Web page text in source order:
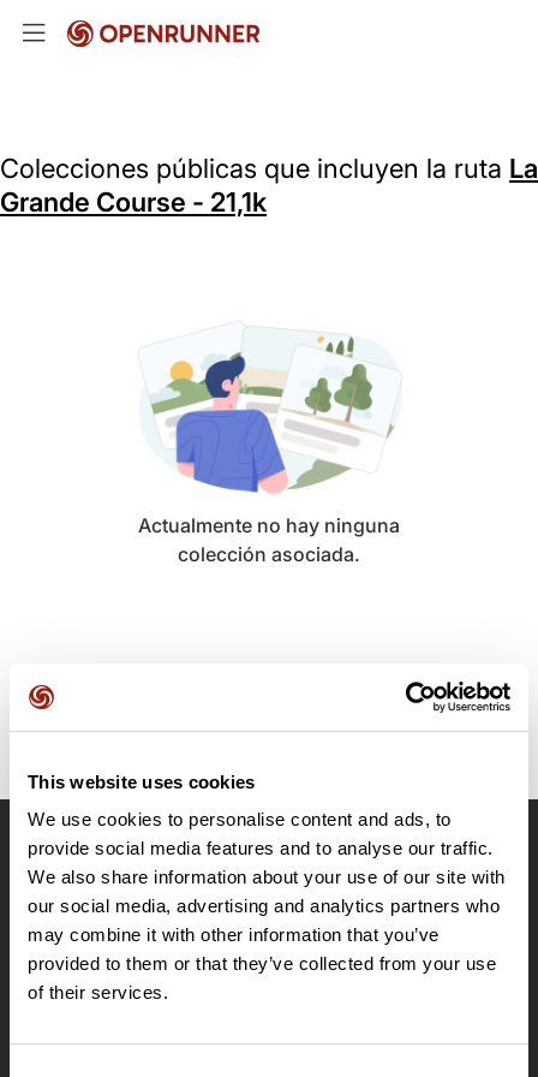
This website uses cookies
We use cookies to personalise content and ads, to
provide social media features and to analyse our traffic.
We also share information about your use of our site with
our social media, advertising and analytics partners who
may combine it with other information that you’ve
provided to them or that they’ve collected from your use
of their services.
Colecciones públicas que incluyen la ruta La
Grande Course - 21,1k
Actualmente no hay ninguna
colección asociada.
OpenRunner
Equipo
Empleo
A proposito
Contacto